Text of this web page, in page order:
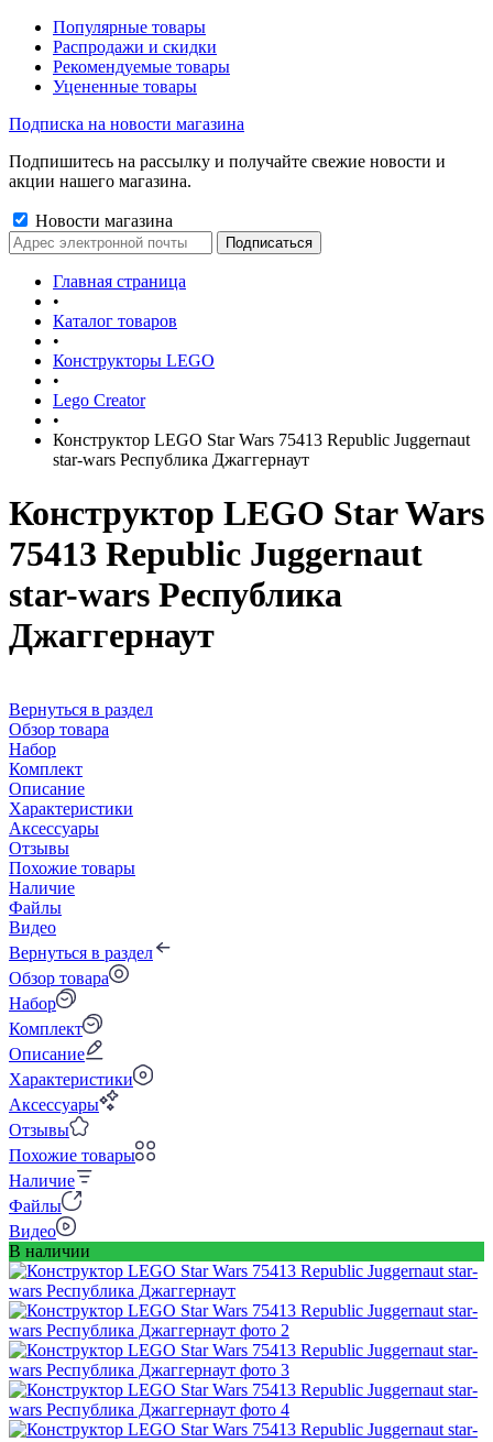
Популярные товары
Распродажи и скидки
Рекомендуемые товары
Уцененные товары
Подписка на новости магазина
Подпишитесь на рассылку и получайте свежие новости и
акции нашего магазина.
Новости магазина
Главная страница
•
Каталог товаров
•
Конструкторы LEGO
•
Lego Creator
•
Конструктор LEGO Star Wars 75413 Republic Juggernaut
star-wars Республика Джаггернаут
Конструктор LEGO Star Wars
75413 Republic Juggernaut
star-wars Республика
Джаггернаут
Вернуться в раздел
Обзор товара
Набор
Комплект
Описание
Характеристики
Аксессуары
Отзывы
Похожие товары
Наличие
Файлы
Видео
Вернуться в раздел
Обзор товара
Набор
Комплект
Описание
Характеристики
Аксессуары
Отзывы
Похожие товары
Наличие
Файлы
Видео
В наличии